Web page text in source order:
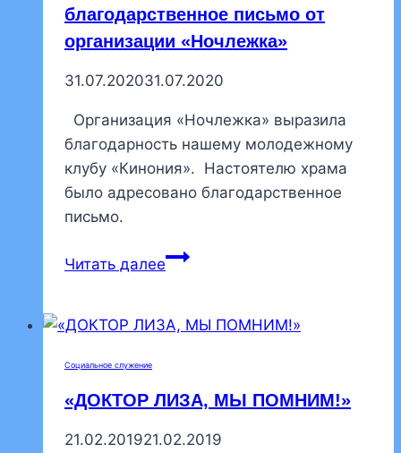
благодарственное письмо от
организации «Ночлежка»
31.07.202031.07.2020
Организация «Ночлежка» выразила
благодарность нашему молодежному
клубу «Кинония». Настоятелю храма
было адресовано благодарственное
письмо.
Читать далееБлагодарность
письмо
«Ночлежка»
Социальное служение
«ДОКТОР ЛИЗА, МЫ ПОМНИМ!»
21.02.201921.02.2019